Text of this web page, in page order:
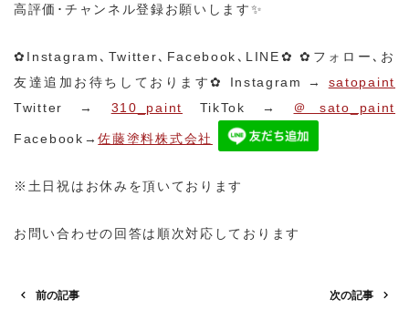
高評価･チャンネル登録お願いします✨
✿Instagram､Twitter､Facebook､LINE✿ ✿フォロー､お
友達追加お待ちしております✿
Instagram → satopaint
Twitter → 310_paint TikTok → ＠sato_paint
Facebook→佐藤塗料株式会社
※土日祝はお休みを頂いております
お問い合わせの回答は順次対応しております
前の記事 次の記事